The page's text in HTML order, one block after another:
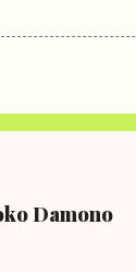
Damono